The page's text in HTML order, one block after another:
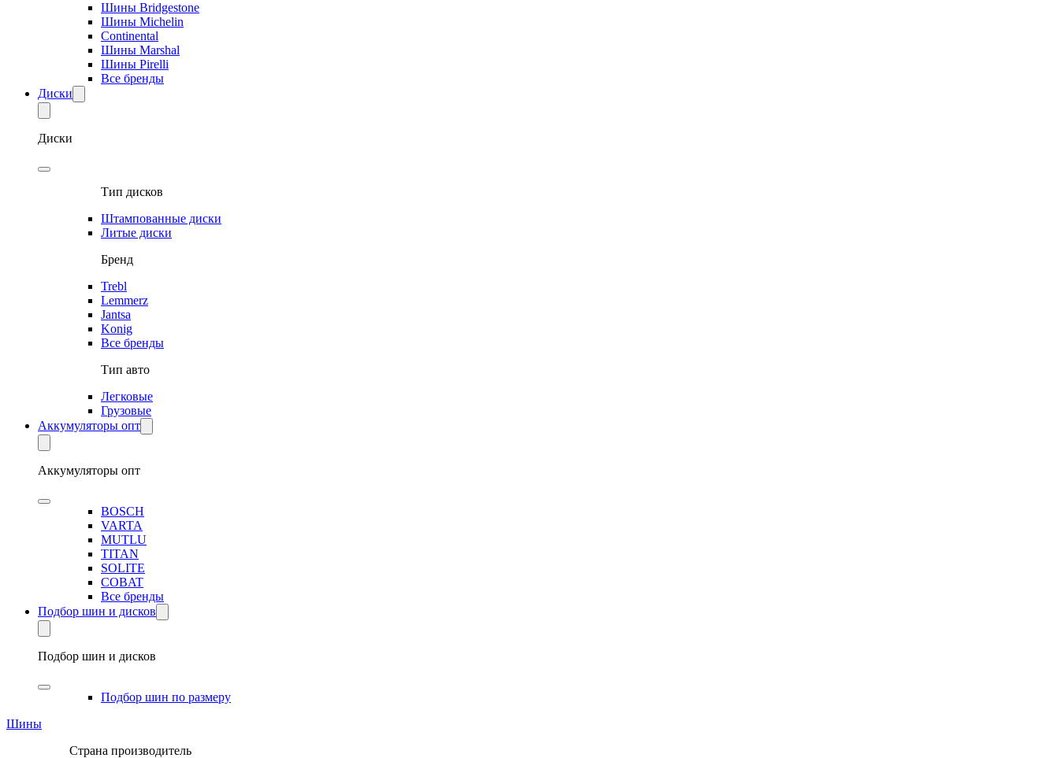
Шины Bridgestone
Шины Michelin
Continental
Шины Marshal
Шины Pirelli
Все бренды
Диски
Диски
Тип дисков
Штампованные диски
Литые диски
Бренд
Trebl
Lemmerz
Jantsa
Konig
Все бренды
Тип авто
Легковые
Грузовые
Аккумуляторы опт
Аккумуляторы опт
BOSCH
VARTA
MUTLU
TITAN
SOLITE
COBAT
Все бренды
Подбор шин и дисков
Подбор шин и дисков
Подбор шин по размеру
Шины
Страна производитель